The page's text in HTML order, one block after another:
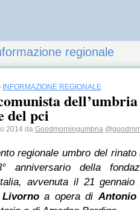
regionale
INFORMAZIONE REGIONALE
del pci
2014 da Goodmorningumbria
regionale umbro del
anniversario della
avvenuta il 21
Livornoa opera diAntonio